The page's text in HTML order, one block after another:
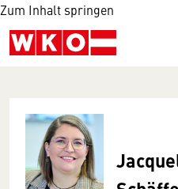
Zum Inhalt springen